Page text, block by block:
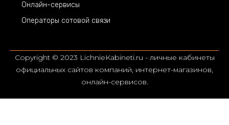
Онлайн-сервисы
Операторы сотовой связи
Copyright © 2023 LichnieKabineti.ru - личные кабинеты
официальных сайтов компаний, интернет-магазинов,
онлайн-сервисов.